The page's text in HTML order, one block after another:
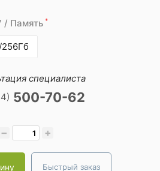
/ Память *
256Гб
специалиста
500-70-62
− +
Быстрый заказ